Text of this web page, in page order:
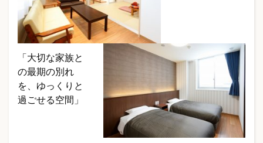
「大切な家族と
の最期の別れ
を、ゆっくりと
過ごせる空間」